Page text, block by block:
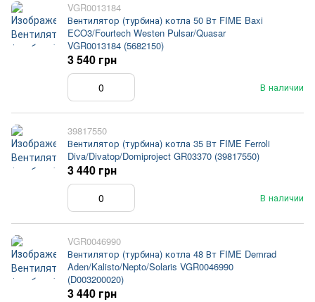
VGR0013184
Вентилятор (турбина) котла 50 Вт FIME Baxi
ECO3/Fourtech Westen Pulsar/Quasar
VGR0013184 (5682150)
В наличии
3 540 грн
39817550
Вентилятор (турбина) котла 35 Вт FIME Ferroli
Diva/Divatop/Domiproject GR03370 (39817550)
В наличии
3 440 грн
VGR0046990
Вентилятор (турбина) котла 48 Вт FIME Demrad
Aden/Kalisto/Nepto/Solaris VGR0046990
(D003200020)
3 440 грн